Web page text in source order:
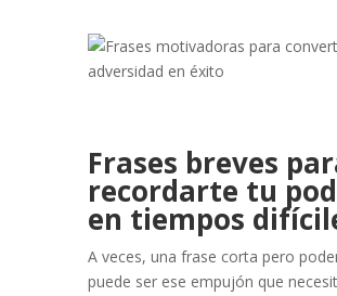
Frases breves
recordarte tu
en tiempos
A veces, una frase corta pero
puede ser ese empujón que